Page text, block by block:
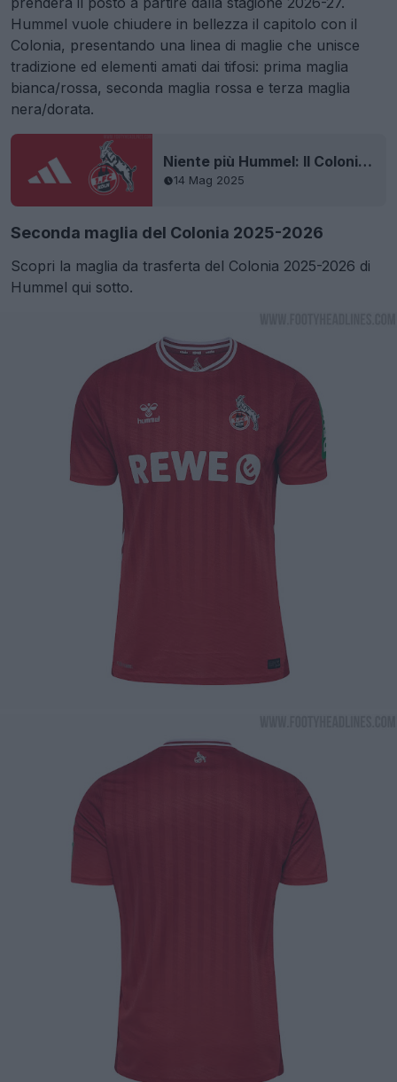
Hummel vuole chiudere in bellezza il capitolo con il
Colonia, presentando una linea di maglie che unisce
tradizione ed elementi amati dai tifosi: prima maglia
bianca/rossa, seconda maglia rossa e terza maglia
nera/dorata.
Niente più Hummel: Il Colonia annuncia l'accordo con Adidas per le maglie, valido a partire dalla stagione 2026-27
14 Mag 2025
Seconda maglia del Colonia 2025-2026
Scopri la maglia da trasferta del Colonia 2025-2026 di
Hummel qui sotto.